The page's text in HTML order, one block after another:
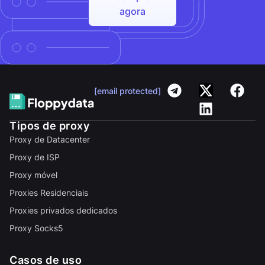
agora
[email protected]
Tipos de proxy
Proxy de Datacenter
Proxy de ISP
Proxy móvel
Proxies Residenciais
Proxies privados dedicados
Proxy Socks5
Casos de uso